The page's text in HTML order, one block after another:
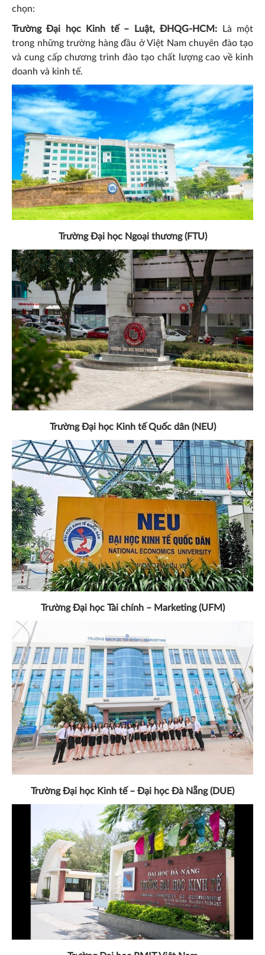
chọn:
Trường Đại học Kinh tế – Luật, ĐHQG-HCM:
Là một
trong những trường hàng đầu ở Việt Nam chuyên đào tạo
và cung cấp chương trình đào tạo chất lượng cao về kinh
doanh và kinh tế.
Trường Đại học Ngoại thương (FTU)
Trường Đại học Kinh tế Quốc dân (NEU)
Trường Đại học Tài chính – Marketing (UFM)
Trường Đại học Kinh tế – Đại học Đà Nẵng (DUE)